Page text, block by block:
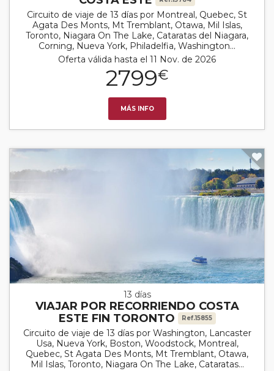
Circuito de viaje de 13 días por Montreal, Quebec, St
Agata Des Monts, Mt Tremblant, Otawa, Mil Islas,
Toronto, Niagara On The Lake, Cataratas del Niagara,
Corning, Nueva York, Philadelfia, Washington...
Oferta válida hasta el 11 Nov. de 2026
2799€
MÁS INFO
13 días
VIAJAR POR RECORRIENDO COSTA
ESTE FIN TORONTO
Ref.15855
Circuito de viaje de 13 días por Washington, Lancaster
Usa, Nueva York, Boston, Woodstock, Montreal,
Quebec, St Agata Des Monts, Mt Tremblant, Otawa,
Mil Islas, Toronto, Niagara On The Lake, Cataratas...